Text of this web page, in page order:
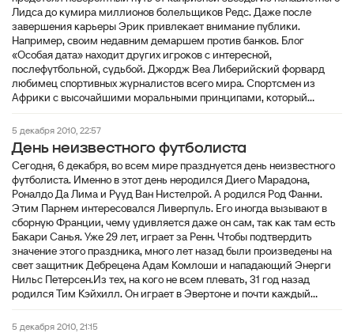
Лидса до кумира миллионов болельщиков Редс. Даже после
завершения карьеры Эрик привлекает внимание публики.
Например, своим недавним демаршем против банков. Блог
«Особая дата» находит других игроков с интересной,
послефутбольной, судьбой. Джордж Веа Либерийский форвард
любимец спортивных журналистов всего мира. Спортсмен из
Африки с высочайшими моральными принципами, который...
5 декабря 2010, 22:57
День неизвестного футболиста
Сегодня, 6 декабря, во всем мире празднуется день неизвестного
футболиста. Именно в этот день неродился Диего Марадона,
Роналдо Да Лима и Рууд Ван Нистелрой. А родился Род Фанни.
Этим Парнем интересовался Ливерпуль. Его иногда вызывают в
сборную Франции, чему удивляется даже он сам, так как там есть
Бакари Санья. Уже 29 лет, играет за Ренн. Чтобы подтвердить
значение этого праздника, много лет назад были произведены на
свет защитник Дебрецена Адам Комлоши и нападающий Энерги
Нильс Петерсен.Из тех, на кого не всем плевать, 31 год назад
родился Тим Кэйхилл. Он играет в Эвертоне и почти каждый...
5 декабря 2010, 21:15